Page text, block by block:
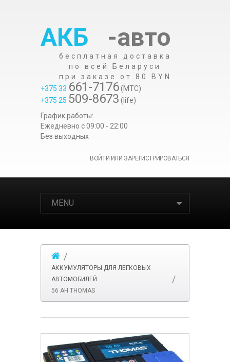
АКБ -авто
бесплатная доставка
по всей Беларуси
при заказе от 80 BYN
+375 33 661-7176(МТС)
+375 25 509-8673 (life)
График работы:
Ежедневно c 09:00 - 22:00
Без выходных
ВОЙТИ ИЛИ ЗАРЕГИСТРИРОВАТЬСЯ
MENU
АККУМУЛЯТОРЫ ДЛЯ ЛЕГКОВЫХ
АВТОМОБИЛЕЙ
56 AH THOMAS